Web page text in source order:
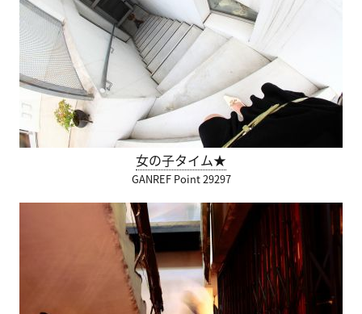
女の子タイム★
GANREF Point 29297